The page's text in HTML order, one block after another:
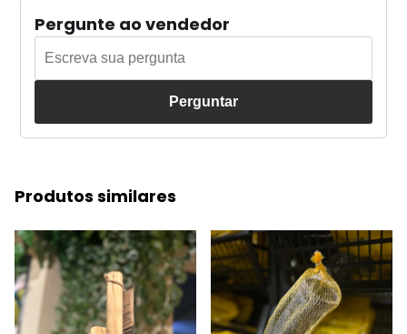
Pergunte ao vendedor
Perguntar
Produtos similares